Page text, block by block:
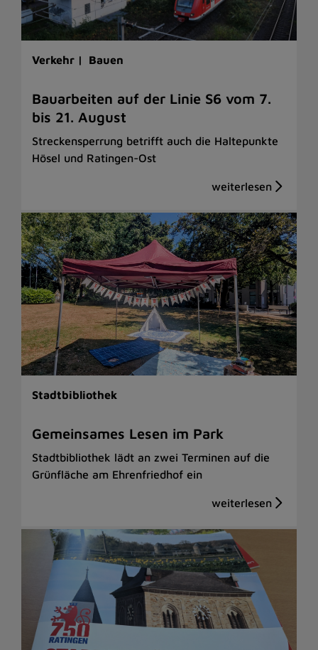
Verkehr | Bauen
Bauarbeiten auf der Linie S6 vom 7.
bis 21. August
Streckensperrung betrifft auch die Haltepunkte
Hösel und Ratingen-Ost
Stadtbibliothek
Gemeinsames Lesen im Park
Stadtbibliothek lädt an zwei Terminen auf die
Grünfläche am Ehrenfriedhof ein